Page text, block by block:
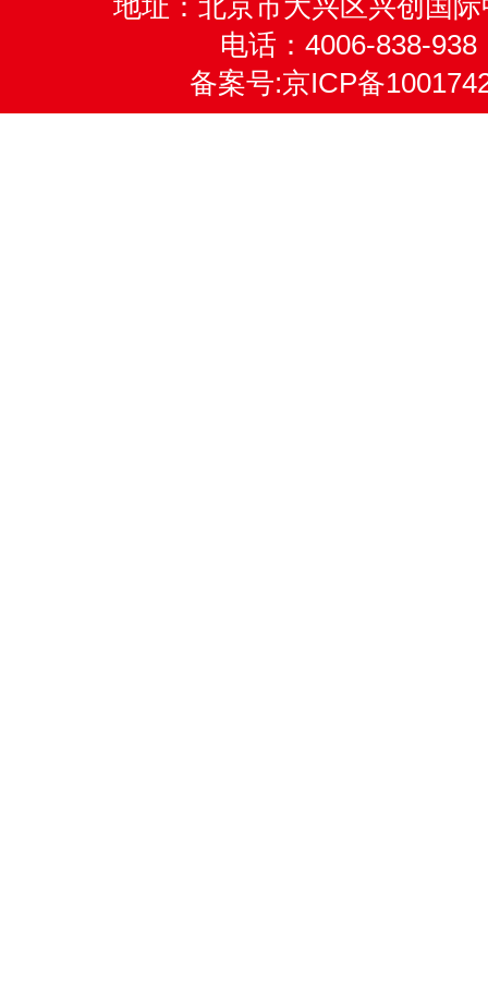
地址：北京市大兴区兴创国
电话：4006-838-938
备案号:京ICP备